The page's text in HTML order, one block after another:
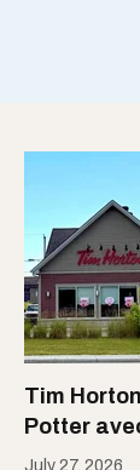
Tim
Potter
July 27, 2026